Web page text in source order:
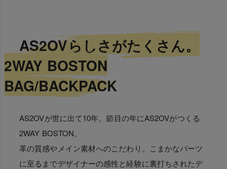
AS2OVらしさがたくさん。
2WAY BOSTON
BAG/BACKPACK
AS2OVが世に出て10年、節目の年にAS2OVがつくる
2WAY BOSTON。
革の質感やメイン素材へのこだわり。こまかなパーツ
に至るまでデザイナーの感性と経験に裏打ちされたデ